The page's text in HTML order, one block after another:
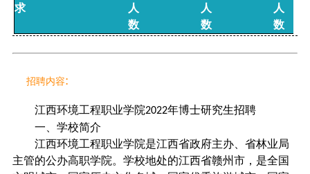
求
人
数
人
数
人
数
招聘内容:
江西环境工程职业学院2022年博士研究生招聘
一、学校简介
江西环境工程职业学院是江西省政府主办、省林业局
主管的公办高职学院。学校地处的江西省赣州市，是全国